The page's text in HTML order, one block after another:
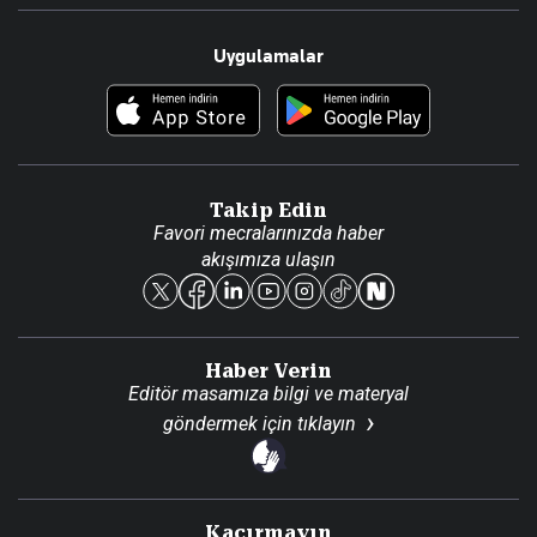
Resmî Ilanlar
Foto Haber
Hakkımızda
Künye
Reklam Ver
Uygulamalar
Takip Edin
Favori mecralarınızda haber
akışımıza ulaşın
Haber Verin
Editör masamıza bilgi ve materyal
göndermek için tıklayın